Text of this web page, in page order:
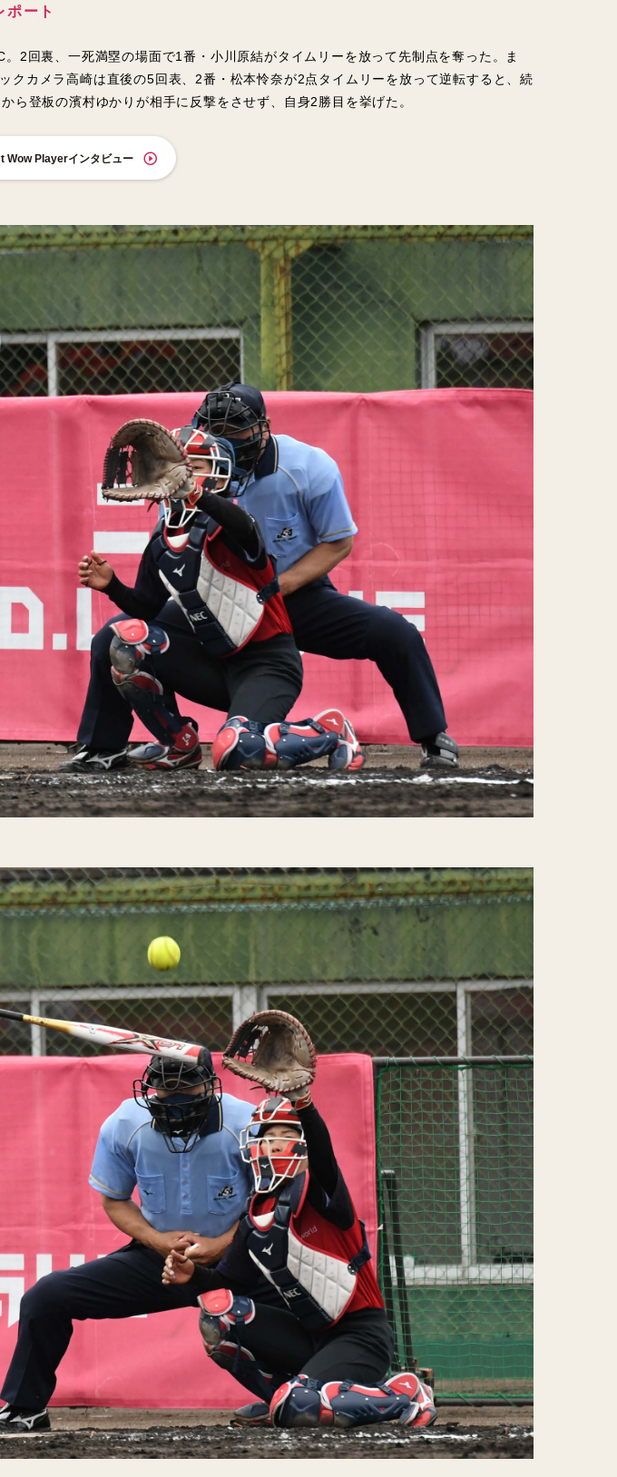
ポート
2回裏、一死満塁の場面で1番・小川原結がタイムリーを放って先制点を奪った。ま
カメラ高崎は直後の5回表、2番・松本怜奈が2点タイムリーを放って逆転すると、続
ら登板の濱村ゆかりが相手に反撃をさせず、自身2勝目を挙げた。
Wow Playerインタビュー